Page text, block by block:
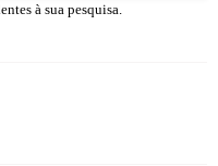
à sua pesquisa.